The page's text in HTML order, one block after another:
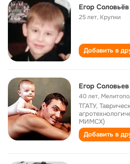
Егор Соловьёв
25 лет, Крупки
Добавить в
Егор Соловьев
40 лет,
ТГАТУ,
МИМСХ)
Добавить в